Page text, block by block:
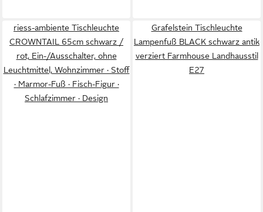
riess-ambiente Tischleuchte
CROWNTAIL 65cm schwarz /
rot, Ein-/Ausschalter, ohne
Leuchtmittel, Wohnzimmer · Stoff
· Marmor-Fuß · Fisch-Figur ·
Schlafzimmer · Design
Grafelstein Tischleuchte
Lampenfuß BLACK schwarz antik
verziert Farmhouse Landhausstil
E27